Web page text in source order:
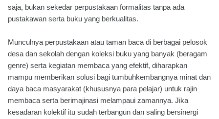
saja, bukan sekedar perpustakaan formalitas tanpa ada
pustakawan serta buku yang berkualitas.
Munculnya perpustakaan atau taman baca di berbagai pelosok
desa dan sekolah dengan koleksi buku yang banyak (beragam
genre) serta kegiatan membaca yang efektif, diharapkan
mampu memberikan solusi bagi tumbuhkembangnya minat dan
daya baca masyarakat (khususnya para pelajar) untuk rajin
membaca serta berimajinasi melampaui zamannya. Jika
kesadaran kolektif itu sudah terbangun dan saling bersinergi